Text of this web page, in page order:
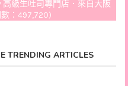
級生吐司專門店．來自大阪
：497,720)
TRENDING ARTICLES